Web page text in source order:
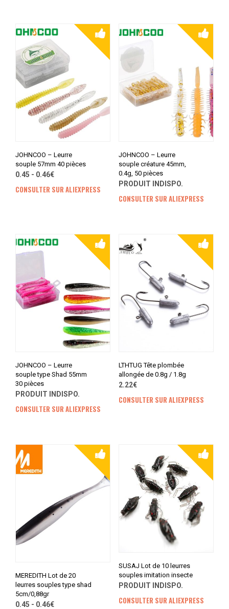
JOHNCOO – Leurre
souple 57mm 40 pièces
0.45 - 0.46€
CONSULTER SUR ALIEXPRESS
JOHNCOO – Leurre
souple créature 45mm,
0.4g, 50 pièces
PRODUIT INDISPO.
CONSULTER SUR ALIEXPRESS
JOHNCOO – Leurre
souple type Shad 55mm
30 pièces
PRODUIT INDISPO.
CONSULTER SUR ALIEXPRESS
LTHTUG Tête plombée
allongée de 0.8g / 1.8g
2.22€
CONSULTER SUR ALIEXPRESS
MEREDITH Lot de 20
leurres souples type shad
5cm/0,88gr
0.45 - 0.46€
SUSAJ Lot de 10 leurres
souples imitation insecte
PRODUIT INDISPO.
CONSULTER SUR ALIEXPRESS